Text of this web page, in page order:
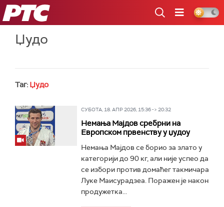
РТС
Џудо
Таг: Џудо
СУБОТА, 18. АПР 2026, 15:36 -> 20:32
Немања Мајдов сребрни на
Европском првенству у џудоу
Немања Мајдов се борио за злато у
категорији до 90 кг, али није успео да
се избори против домаћег такмичара
Луке Маисурадзеа. Поражен је након
продужетка...